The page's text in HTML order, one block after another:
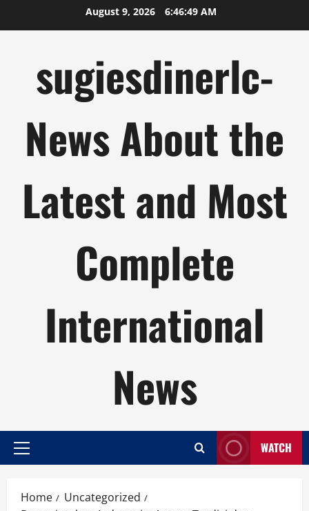
August 9, 2026 6:46:50 AM
sugiesdinerlc-
News About the
Latest and Most
Complete
International
News
Primary
WATCH
Home
Uncategorized